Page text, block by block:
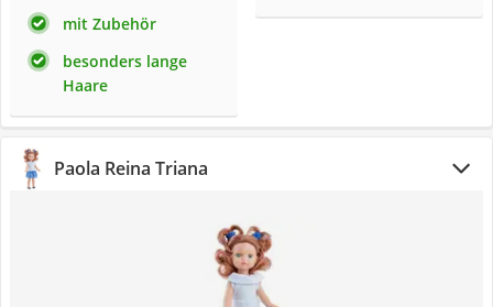
mit Zubehör
besonders lange
Haare
Paola Reina Triana